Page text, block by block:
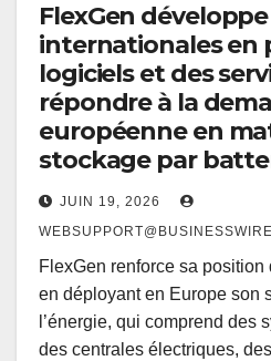
FlexGen
internationales en
logiciels et des
répondre à la
européenne en
stockage par
JUIN 19, 2026
FlexGen renforce sa
en déployant en Europe son
l’énergie, qui comprend des
des centrales électriques,